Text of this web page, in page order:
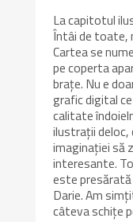
La capitotul
Întâi de toate,
Cartea se
pe coperta
brațe. Nu e
grafic digital
calitate
ilustrații deloc,
imaginației să
interesante.
este presărată
Darie. Am
câteva schițe